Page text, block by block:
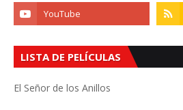
LISTA DE PELÍCULAS
El Señor de los Anillos